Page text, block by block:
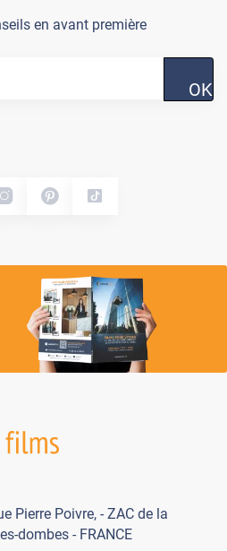
en avant première
OK
Pierre Poivre, - ZAC de la
dombes - FRANCE